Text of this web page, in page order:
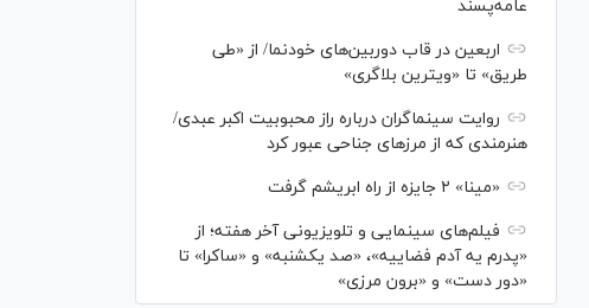
عامه‌پسند
اربعین در قاب دوربین‌های خودنما/ از «طی
طریق» تا «ویترین بلاگری»
روایت سینماگران درباره راز محبوبیت اکبر عبدی/
هنرمندی که از مرزهای جناحی عبور کرد
«مینا» ۲ جایزه از راه ابریشم گرفت
فیلم‌های سینمایی و تلویزیونی آخر هفته؛ از
«پدرم یه آدم فضاییه»، «صد یکشنبه» و «ساکرا» تا
«دور دست» و «برون مرزی»